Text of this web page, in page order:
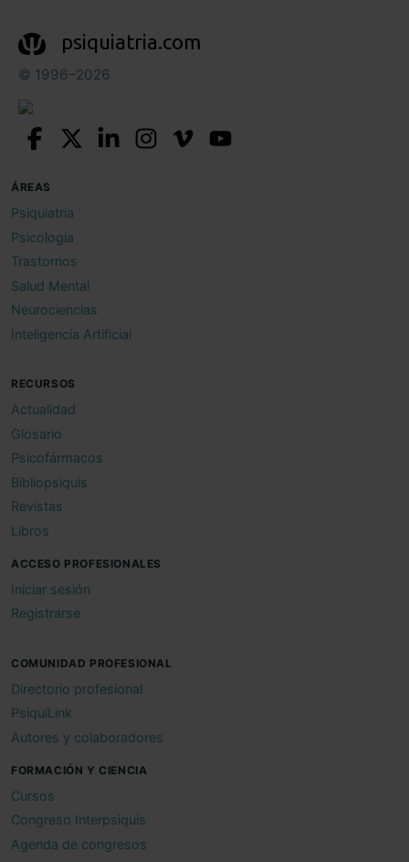
psiquiatria.com
© 1996–2026
ÁREAS
Psiquiatría
Psicología
Trastornos
Salud Mental
Neurociencias
Inteligencia Artificial
RECURSOS
Actualidad
Glosario
Psicofármacos
Bibliopsiquis
Revistas
Libros
ACCESO PROFESIONALES
Iniciar sesión
Registrarse
COMUNIDAD PROFESIONAL
Directorio profesional
PsiquiLink
Autores y colaboradores
FORMACIÓN Y CIENCIA
Cursos
Congreso Interpsiquis
Agenda de congresos